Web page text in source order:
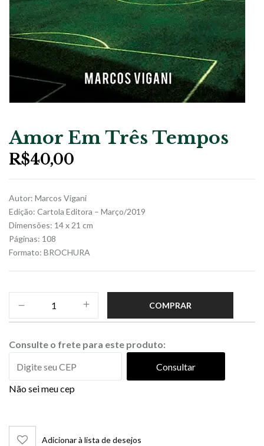
Amor Em Três Tempos
R$40,00
Autor: Marcos Vigani
Edição: Cartola Editora – Março/2019
Dimensões: 14 x 21 cm
Páginas: 108
Formato: BROCHURA
COMPRAR
Consulte o frete para este produto:
Consultar
Não sei meu cep
Adicionar à lista de desejos